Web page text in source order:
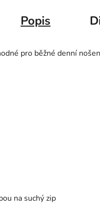
Popis
pro běžné denní
na suchý zip